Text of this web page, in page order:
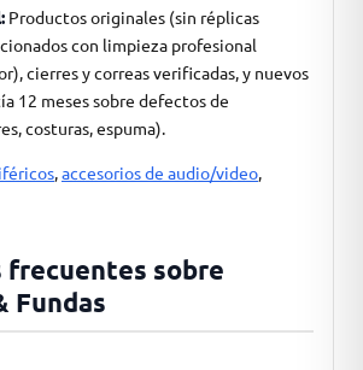
Productos originales (sin réplicas
con limpieza profesional
cierres y correas verificadas, y nuevos
12 meses sobre defectos de
costuras, espuma).
,accesorios de audio/video,
frecuentes sobre
Fundas